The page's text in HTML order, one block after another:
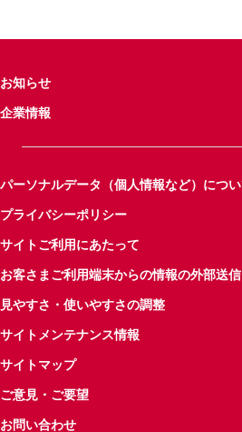
お知らせ
企業情報
パーソナルデータ（個人情報など）につ
プライバシーポリシー
サイトご利用にあたって
お客さまご利用端末からの情報の外部送
見やすさ・使いやすさの調整
サイトメンテナンス情報
サイトマップ
ご意見・ご要望
お問い合わせ